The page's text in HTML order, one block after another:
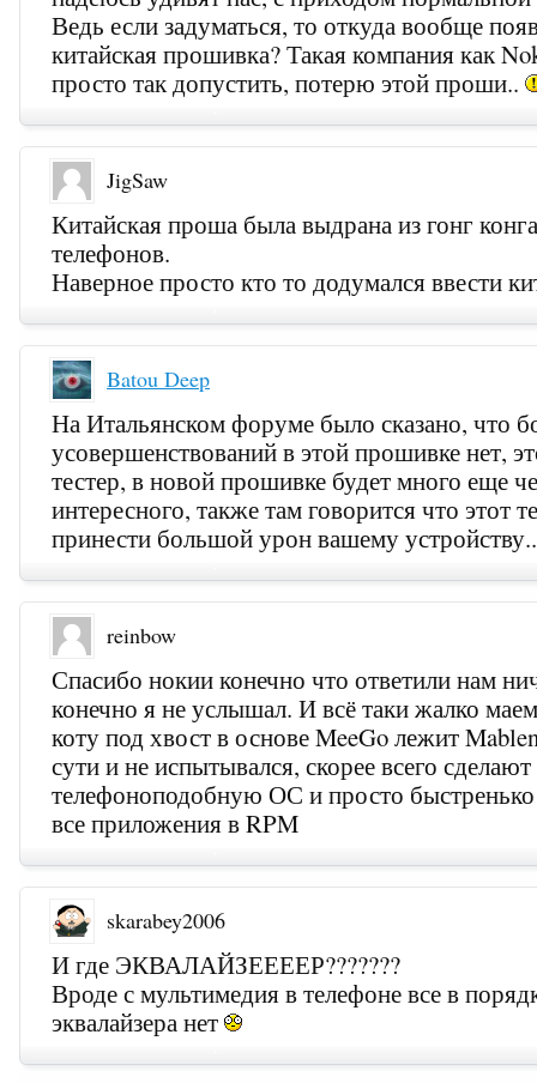
Ведь если задуматься, то откуда вообще
китайская прошивка? Такая компания как
просто так допустить, потерю этой проши..
JigSaw
Китайская проша была выдрана из гонг
телефонов.
Наверное просто кто то додумался ввести
Batou Deep
На Итальянском форуме было сказано, что
усовершенствований в этой прошивке нет,
тестер, в новой прошивке будет много еще
интересного, также там говорится что этот
принести большой урон вашему устройству..
reinbow
Спасибо нокии конечно что ответили нам
конечно я не услышал. И всё таки жалко
коту под хвост в основе MeeGo лежит
сути и не испытывался, скорее всего сделают
телефоноподобную ОС и просто быстренько
все приложения в RPM
skarabey2006
И где ЭКВАЛАЙЗЕЕЕЕР???????
Вроде с мультимедия в телефоне все в
эквалайзера нет